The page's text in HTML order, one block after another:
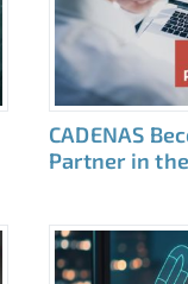
CADENAS
Partner in